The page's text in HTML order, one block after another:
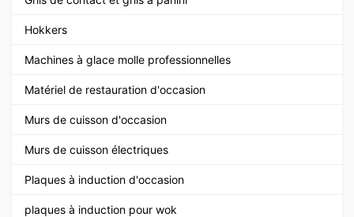
Hokkers
Machines à glace molle professionnelles
Matériel de restauration d'occasion
Murs de cuisson d'occasion
Murs de cuisson électriques
Plaques à induction d'occasion
plaques à induction pour wok